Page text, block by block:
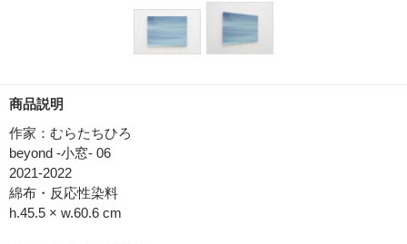
商品説明
作家：むらたちひろ
beyond -小窓- 06
2021-2022
綿布・反応性染料
h.45.5 × w.60.6 cm